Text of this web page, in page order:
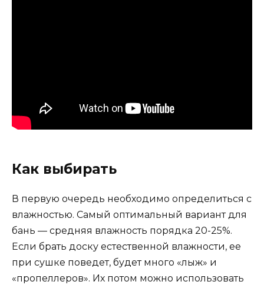
Как выбирать
В первую очередь необходимо определиться с
влажностью. Самый оптимальный вариант для
бань — средняя влажность порядка 20-25%.
Если брать доску естественной влажности, ее
при сушке поведет, будет много «лыж» и
«пропеллеров». Их потом можно использовать